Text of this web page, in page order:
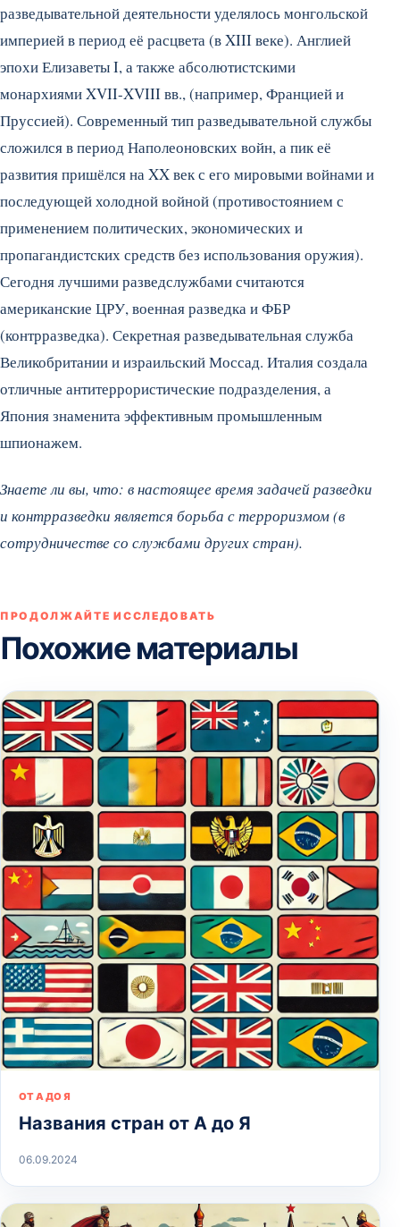
разведывательной деятельности уделялось монгольской
империей в период её расцвета (в XIII веке). Англией
эпохи Елизаветы I, а также абсолютистскими
монархиями XVII-XVIII вв., (например, Францией и
Пруссией). Современный тип разведывательной службы
сложился в период Наполеоновских войн, а пик её
развития пришёлся на XX век с его мировыми войнами и
последующей холодной войной (противостоянием с
применением политических, экономических и
пропагандистских средств без использования оружия).
Сегодня лучшими разведслужбами считаются
американские ЦРУ, военная разведка и ФБР
(контрразведка). Секретная разведывательная служба
Великобритании и израильский Моссад. Италия создала
отличные антитеррористические подразделения, а
Япония знаменита эффективным промышленным
шпионажем.
Знаете ли вы, что: в настоящее время задачей разведки
и контрразведки является борьба с терроризмом (в
сотрудничестве со службами других стран).
ПРОДОЛЖАЙТЕ ИССЛЕДОВАТЬ
Похожие материалы
ОТ А ДО Я
Названия стран от А до Я
06.09.2024